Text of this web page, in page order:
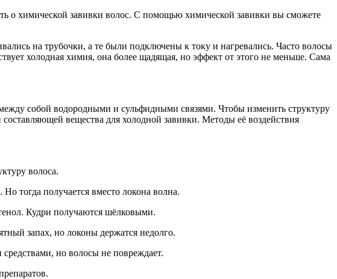
о химической завивки волос. С помощью химической завивки вы сможете
на трубочки, а те были подключены к току и нагревались. Часто волосы
холодная химия, она более щадящая, но эффект от этого не меньше. Сама
собой водородными и сульфидными связями. Чтобы изменить структуру
составляющей вещества для холодной завивки. Методы её воздействия
волоса.
тогда получается вместо локона волна.
Кудри получаются шёлковыми.
запах, но локоны держатся недолго.
но волосы не повреждает.